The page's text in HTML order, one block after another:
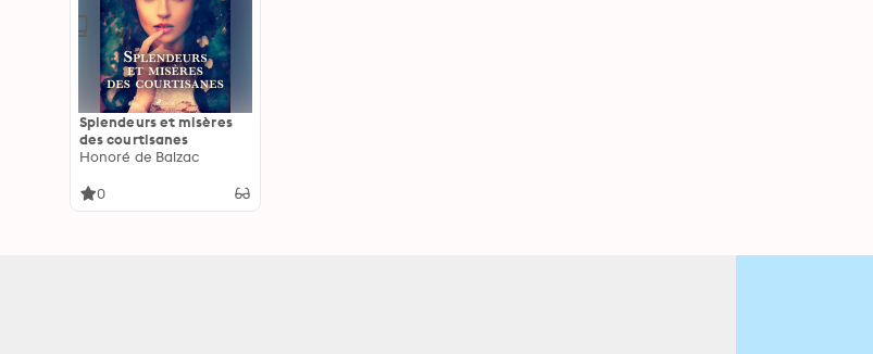
Splendeurs et misères
des courtisanes
Honoré de Balzac
0